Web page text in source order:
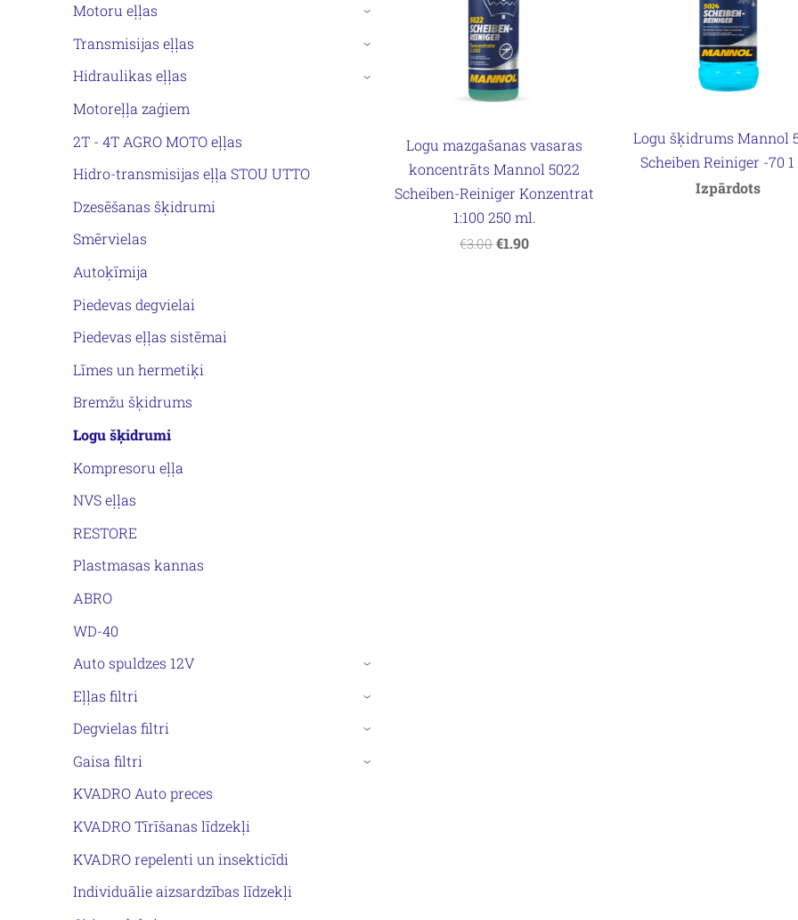
Motoru eļļas ›
Transmisijas eļļas ›
Hidraulikas eļļas ›
Motoreļļa zaģiem
2T - 4T AGRO MOTO eļļas
Hidro-transmisijas eļļa STOU UTTO
Dzesēšanas šķidrumi
Smērvielas
Autoķīmija
Piedevas degvielai
Piedevas eļļas sistēmai
Līmes un hermetiķi
Bremžu šķidrums
Logu šķidrumi
Kompresoru eļļa
NVS eļļas
RESTORE
Plastmasas kannas
ABRO
WD-40
Auto spuldzes 12V
›
Eļļas filtri ›
Degvielas filtri ›
Gaisa filtri ›
KVADRO Auto preces
KVADRO Tīrīšanas līdzekļi
KVADRO repelenti un insekticīdi
Individuālie aizsardzības līdzekļi
Logu mazgašanas vasaras
koncentrāts Mannol 5022
Scheiben-Reiniger Konzentrat
1:100 250 ml.
€3.00 €1.90
Logu šķidrums Mannol
Scheiben Reiniger -70
Izpārdots